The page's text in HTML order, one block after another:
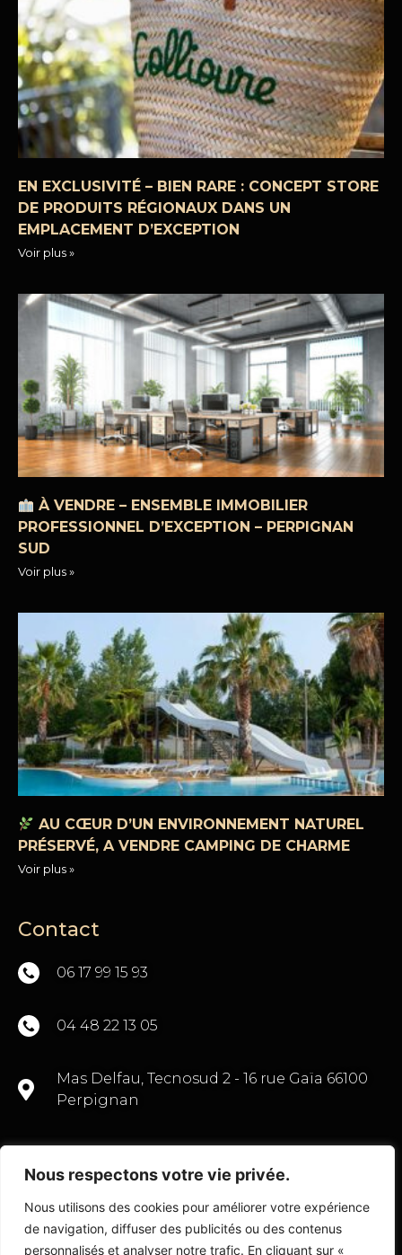
Nous respectons votre vie privée.
Nous utilisons des cookies pour améliorer votre expérience
de navigation, diffuser des publicités ou des contenus
personnalisés et analyser notre trafic. En cliquant sur «
EN EXCLUSIVITÉ – BIEN RARE : CONCEPT STORE
DE PRODUITS RÉGIONAUX DANS UN
EMPLACEMENT D’EXCEPTION
Voir plus »
À VENDRE – ENSEMBLE IMMOBILIER
PROFESSIONNEL D’EXCEPTION – PERPIGNAN
SUD
Voir plus »
AU CŒUR D’UN ENVIRONNEMENT NATUREL
PRÉSERVÉ, A VENDRE CAMPING DE CHARME
Voir plus »
Contact
06 17 99 15 93
04 48 22 13 05
Mas Delfau, Tecnosud 2 - 16 rue Gaïa 66100
Perpignan
CONTACTEZ-NOUS